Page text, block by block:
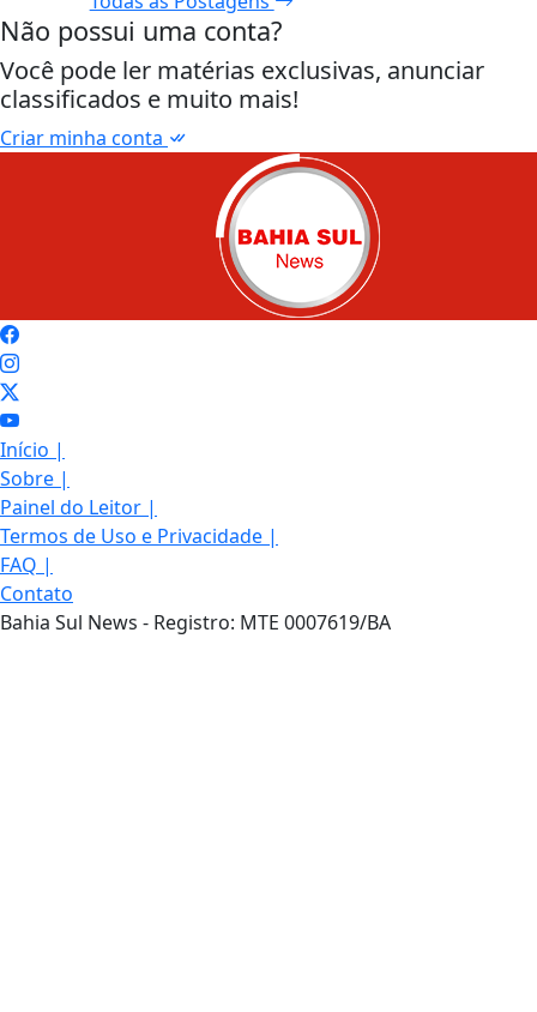
Não possui uma conta?
Você pode ler matérias exclusivas, anunciar
classificados e muito mais!
Criar minha conta
Início |
Sobre |
Painel do Leitor |
Termos de Uso e Privacidade |
FAQ |
Contato
Bahia Sul News - Registro: MTE 0007619/BA